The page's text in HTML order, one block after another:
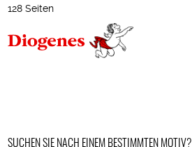
128 Seiten
SUCHEN SIE NACH EINEM BESTIMMTEN MOTIV?